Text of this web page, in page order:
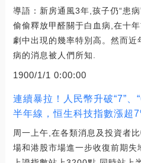
導語：新房通風3年,孩子仍“患
偷偷釋放甲醛關于白血病,在十
劇中出現的幾率特別高。然而
病的消息被人們所知.
1900/1/1 0:00:00
連續暴拉！人民幣升破“7”、
半年線，恒生科技指數漲
周一上午,在各類消息及投資者
場和港股市場進一步收復前期